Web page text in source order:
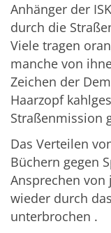
Anhänger der
durch die
Viele tragen
manche von
Zeichen der
Haarzopf
Straßenmission
Das Verteilen
Büchern gegen
Ansprechen
wieder durch
unterbrochen .